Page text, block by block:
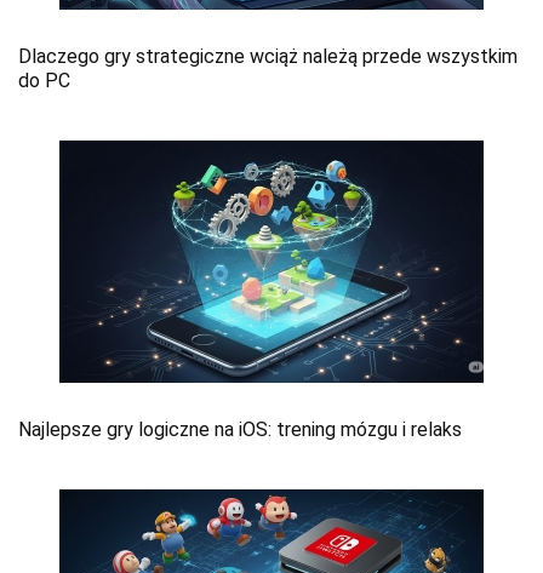
Dlaczego gry strategiczne wciąż należą przede wszystkim
do PC
Najlepsze gry logiczne na iOS: trening mózgu i relaks